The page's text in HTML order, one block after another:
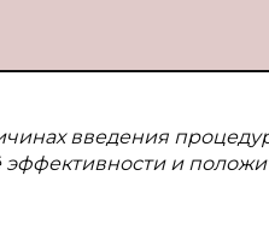
введения
и